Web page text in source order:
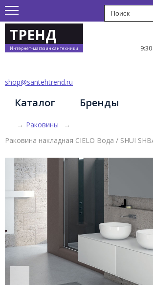
ТРЕНД
Интернет-магазин сантехники
shop@santehtrend.ru
Каталог Бренды
→ Раковины
→
Раковина накладная CIELO Вода / SHUI